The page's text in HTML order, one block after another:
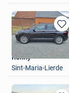
in
Mijn
Ronny
Sint-Maria-Lierde